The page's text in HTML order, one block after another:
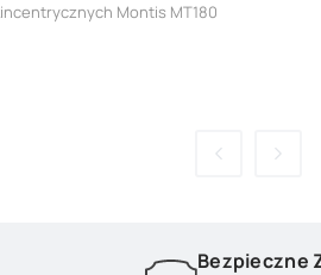
Montis MT180
Bezpieczne